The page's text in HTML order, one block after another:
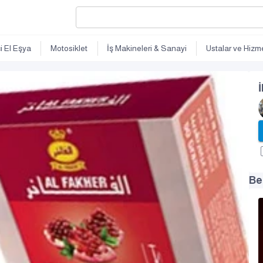
El Eşya Motosiklet İş Makineleri & Sanayi Ustalar ve